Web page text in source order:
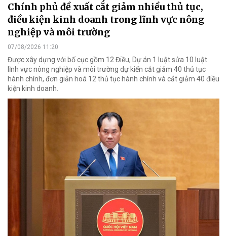
Chính phủ đề xuất cắt giảm nhiều thủ tục,
điều kiện kinh doanh trong lĩnh vực nông
nghiệp và môi trường
07/08/2026 11:20
Được xây dựng với bố cục gồm 12 Điều, Dự án 1 luật sửa 10 luật
lĩnh vực nông nghiệp và môi trường dự kiến cắt giảm 40 thủ tục
hành chính, đơn giản hoá 12 thủ tục hành chính và cắt giảm 40 điều
kiện kinh doanh.